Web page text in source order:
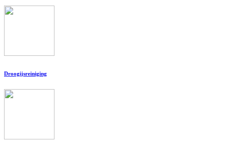
Droogijsreiniging